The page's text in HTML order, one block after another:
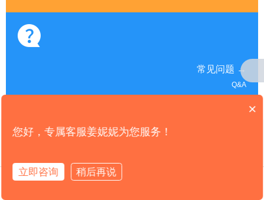
常见问题 →
Q&A
联系我们
×
您好，专属客服姜妮妮为您服务！
立即咨询
稍后再说
拨打电话